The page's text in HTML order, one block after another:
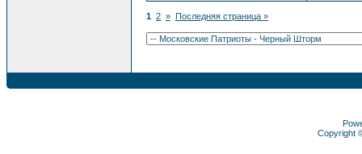
1 2 » Последняя страница »
Copyright